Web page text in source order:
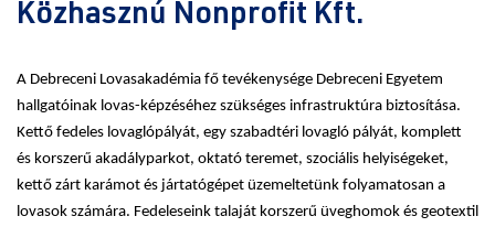
Közhasznú Nonprofit Kft.
A Debreceni Lovasakadémia fő tevékenysége Debreceni Egyetem
hallgatóinak lovas-képzéséhez szükséges infrastruktúra biztosítása.
Kettő fedeles lovaglópályát, egy szabadtéri lovagló pályát, komplett
és korszerű akadályparkot, oktató teremet, szociális helyiségeket,
kettő zárt karámot és jártatógépet üzemeltetünk folyamatosan a
lovasok számára. Fedeleseink talaját korszerű üveghomok és geotextil